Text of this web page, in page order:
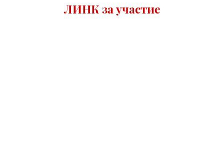
ЛИНК за участие